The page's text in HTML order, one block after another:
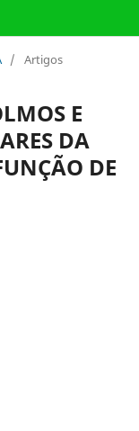
/ Artigos
E
DA
DE